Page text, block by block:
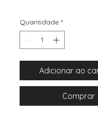
Quantidade *
Adicionar ao
Comprar